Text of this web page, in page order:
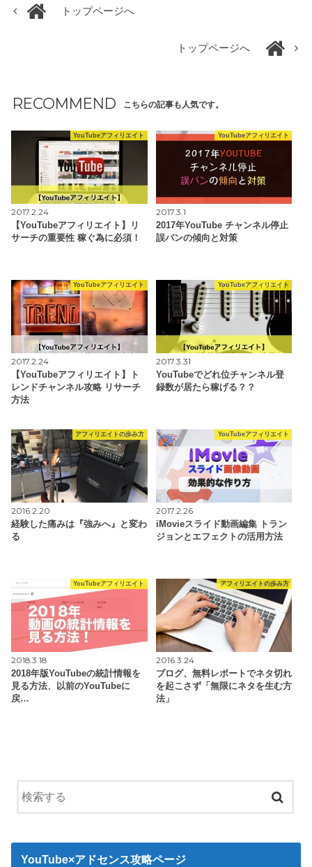
トップページへ
トップページへ
RECOMMEND こちらの記事も人気です。
YouTubeアフィリエイト
2017.2.24
【YouTubeアフィリエイト】リ
サーチの重要性 稼ぐ為に必須！
YouTubeアフィリエイト
2017.3.1
2017年YouTube チャンネル停止
誤バンの傾向と対策
YouTubeアフィリエイト
2017.2.24
【YouTubeアフィリエイト】ト
レンドチャンネル攻略 リサーチ
方法
YouTubeアフィリエイト
2017.3.31
YouTubeでどれ位チャンネル登
録数が居たら稼げる？？
アフィリエイトの歩み方
2016.2.20
経験した痛みは『強みへ』と変わ
る
YouTubeアフィリエイト
2017.2.26
iMovieスライド動画編集 トラン
ジョンとエフェクトの活用方法
YouTubeアフィリエイト
2018.3.18
2018年版YouTubeの統計情報を
見る方法、以前のYouTubeに
戻…
アフィリエイトの歩み方
2016.3.24
ブログ、無料レポートでネタ切れ
を起こさず「無限にネタを生む方
法」
YouTube×アドセンス攻略ページ